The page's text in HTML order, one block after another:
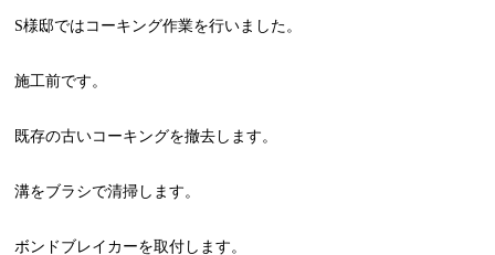
S様邸ではコーキング作業を行いました。
施工前です。
既存の古いコーキングを撤去します。
溝をブラシで清掃します。
ボンドブレイカーを取付します。